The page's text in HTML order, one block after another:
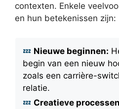
contexten. Enkele
en hun betekenissen zijn:
Nieuwe beginnen:
begin van een nieuw
zoals een carrière-
relatie.
Creatieve